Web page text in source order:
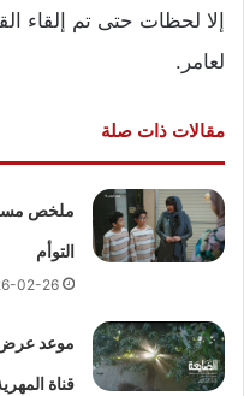
إلا لحظات حتى تم إلقاء
لعامر.
مقالات ذات صلة
التوأم
02-26
قناة